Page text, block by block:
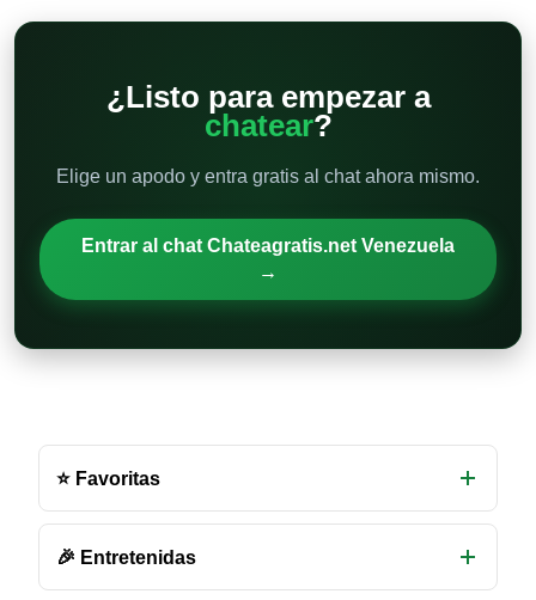
¿Listo para empezar a
chatear?
Elige un apodo y entra gratis al chat ahora mismo.
Entrar al chat Chateagratis.net Venezuela
→
de
chat
disponibles
⭐ Favoritas
🎉 Entretenidas